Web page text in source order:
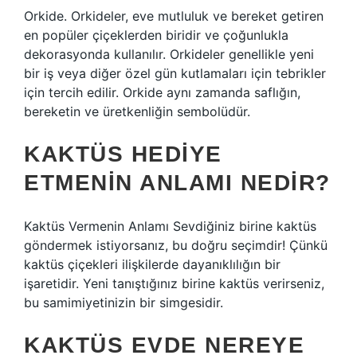
Orkide. Orkideler, eve mutluluk ve bereket getiren
en popüler çiçeklerden biridir ve çoğunlukla
dekorasyonda kullanılır. Orkideler genellikle yeni
bir iş veya diğer özel gün kutlamaları için tebrikler
için tercih edilir. Orkide aynı zamanda saflığın,
bereketin ve üretkenliğin sembolüdür.
KAKTÜS HEDIYE
ETMENIN ANLAMI NEDIR?
Kaktüs Vermenin Anlamı Sevdiğiniz birine kaktüs
göndermek istiyorsanız, bu doğru seçimdir! Çünkü
kaktüs çiçekleri ilişkilerde dayanıklılığın bir
işaretidir. Yeni tanıştığınız birine kaktüs verirseniz,
bu samimiyetinizin bir simgesidir.
KAKTÜS EVDE NEREYE